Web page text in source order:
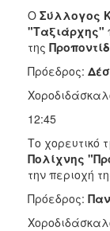
Ο Σύλλογος
"Ταξιάρχης"
της
Πρόεδρος:
12:45
Το χορευτικό
Πολίχνης
την περιοχή
Πρόεδρος: